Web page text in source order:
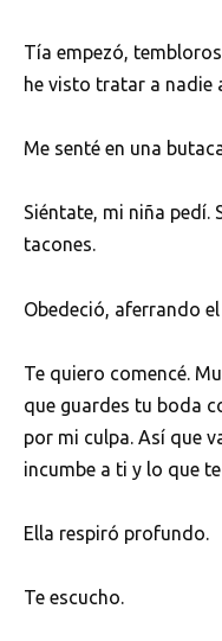
Tía empezó,
he visto tratar a nadie
Me senté en una
Siéntate, mi niña pedí.
tacones.
Obedeció, aferrando
Te quiero comencé.
que guardes tu boda
por mi culpa. Así que
incumbe a ti y lo que
Ella respiró profundo.
Te escucho.